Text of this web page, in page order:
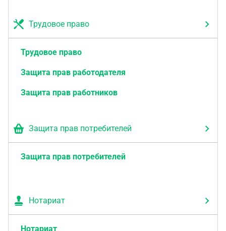
Трудовое право
Трудовое право
Защита прав работодателя
Защита прав работников
Защита прав потребителей
Защита прав потребителей
Нотариат
Нотариат